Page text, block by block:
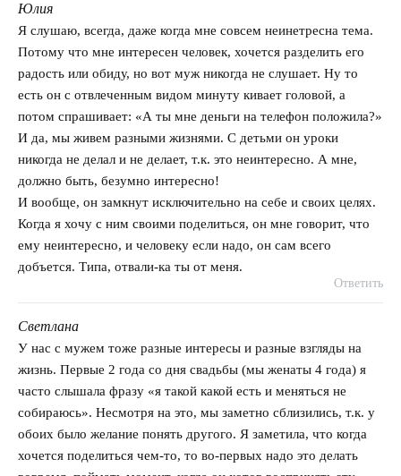
Юлия
говорит:
Я слушаю, всегда, даже когда мне совсем неинетресна тема.
Потому что мне интересен человек, хочется разделить его
радость или обиду, но вот муж никогда не слушает. Ну то
есть он с отвлеченным видом минуту кивает головой, а
потом спрашивает: «А ты мне деньги на телефон положила?»
И да, мы живем разными жизнями. С детьми он уроки
никогда не делал и не делает, т.к. это неинтересно. А мне,
должно быть, безумно интересно!
И вообще, он замкнут исключительно на себе и своих целях.
Когда я хочу с ним своими поделиться, он мне говорит, что
ему неинтересно, и человеку если надо, он сам всего
добъется. Типа, отвали-ка ты от меня.
Ответить
Светлана
говорит:
У нас с мужем тоже разные интересы и разные взгляды на
жизнь. Первые 2 года со дня свадьбы (мы женаты 4 года) я
часто слышала фразу «я такой какой есть и меняться не
собираюсь». Несмотря на это, мы заметно сблизились, т.к. у
обоих было желание понять другого. Я заметила, что когда
хочется поделиться чем-то, то во-первых надо это делать